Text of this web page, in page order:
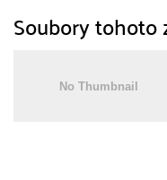
Soubory tohoto